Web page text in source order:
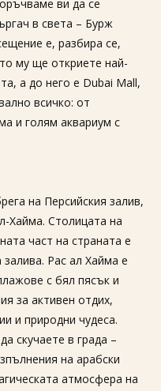
ви да се
в света – Бурж
е, разбира се,
му ще откриете най-
а до него е Dubai Mall,
всичко: от
и голям аквариум с
на Персийския залив,
Хайма. Столицата на
част на страната е
Рас ал Хайма е
с бял пясък и
за активен отдих,
и природни чудеса.
скучаете в града –
на арабски
атмосфера на